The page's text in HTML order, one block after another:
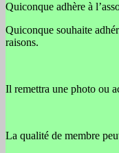
Quiconque adhère à
Quiconque souhaite
raisons.
Il remettra une photo ou
La qualité de membre